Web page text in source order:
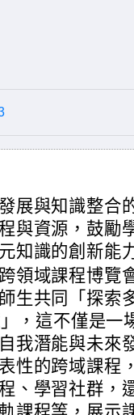
展與知識整合
與資源，鼓勵
知識的創新能
領域課程博覽
生共同「探索
，這不僅是一
我潛能與未來
性的跨域課程
、學習社群，